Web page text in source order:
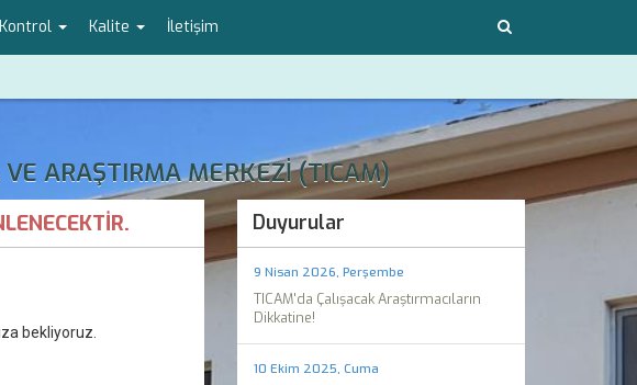
Kalite İletişim
ARAŞTIRMA MERKEZİ (TICAM)
bekliyoruz.
Duyurular
9 Nisan 2026, Perşembe
TICAM'da Çalışacak Araştırmacıların
Dikkatine!
10 Ekim 2025, Cuma